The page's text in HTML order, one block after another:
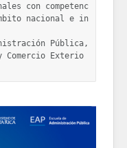
con competenc
nacional e in
Pública,
Comercio Exterio